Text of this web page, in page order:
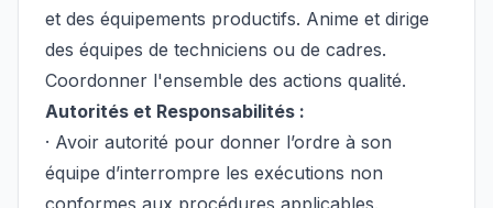
et des équipements productifs. Anime et dirige
des équipes de techniciens ou de cadres.
Coordonner l'ensemble des actions qualité.
Autorités et Responsabilités :
· Avoir autorité pour donner l’ordre à son
équipe d’interrompre les exécutions non
conformes aux procédures applicables.